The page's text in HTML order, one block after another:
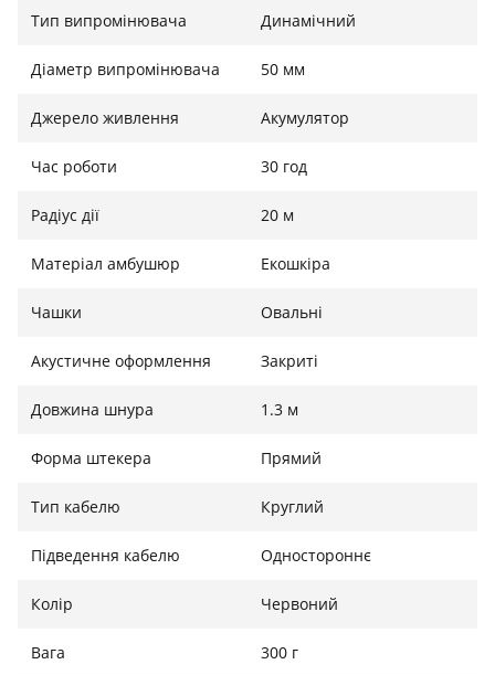
Керування гучністю та мікрофоном розташоване
швидким і зручним.
Тип випромінювача Динамічний
Діаметр випромінювача 50 мм
Джерело живлення Акумулятор
Час роботи 30 год
Радіус дії 20 м
Матеріал амбушюр Екошкіра
Чашки Овальні
Акустичне оформлення Закриті
Довжина шнура 1.3 м
Форма штекера Прямий
Тип кабелю Круглий
Підведення кабелю Одностороннє
Колір Червоний
Вага 300 г